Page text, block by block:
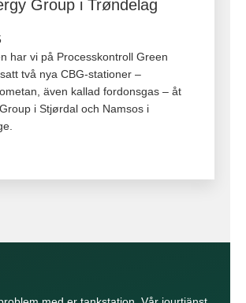
Group i Trøndelag
har vi på Processkontroll Green
två nya CBG‑stationer –
även kallad fordonsgas – åt
i Stjørdal och Namsos i